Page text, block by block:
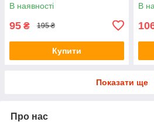
В наявності
95 ₴ 195 ₴
Купити
В
Показати ще
Про нас